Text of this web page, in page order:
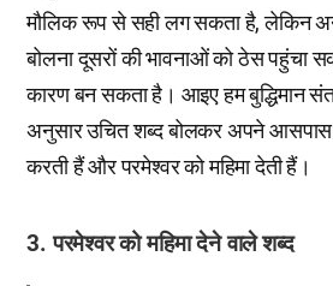
मौलिक रूप से सही लग सकता है, लेकिन
बोलना दूसरों की भावनाओं को ठेस पहुंचा
कारण बन सकता है। आइए हम बुद्धिमान
अनुसार उचित शब्द बोलकर अपने आसपास
करती हैं और परमेश्वर को महिमा देती हैं।
3. परमेश्वर को महिमा देने वाले शब्द